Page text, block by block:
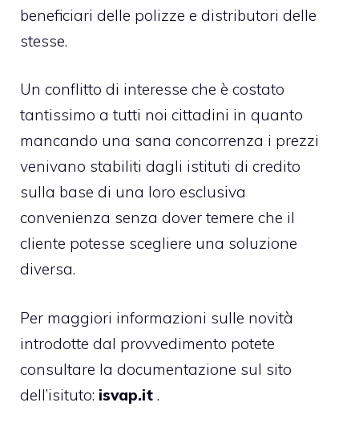
beneficiari delle polizze e distributori delle
stesse.
Un conflitto di interesse che è costato
tantissimo a tutti noi cittadini in quanto
mancando una sana concorrenza i prezzi
venivano stabiliti dagli istituti di credito
sulla base di una loro esclusiva
convenienza senza dover temere che il
cliente potesse scegliere una soluzione
diversa.
Per maggiori informazioni sulle novità
introdotte dal provvedimento potete
consultare la documentazione sul sito
dell’isituto: isvap.it .